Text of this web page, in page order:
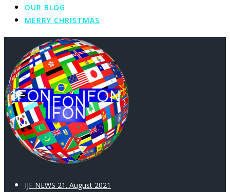
OUR BLOG
MERRY CHRISTMAS
IJF NEWS 21. August 2021